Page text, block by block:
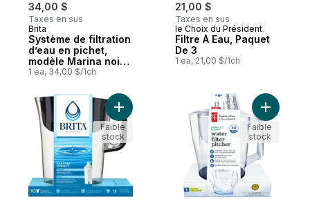
34,00 $
Taxes en sus
Brita
Système de filtration
d’eau en pichet,
modèle Marina noir
de 8 tasses avec 1
1 ea, 34,00 $/1ch
21,00 $
Taxes en sus
le Choix du Président
Filtre À Eau, Paquet
De 3
1 ea, 21,00 $/1ch
Ajouter Pich huron noir au panier
Faible
stock
Ajouter
Faible
stock